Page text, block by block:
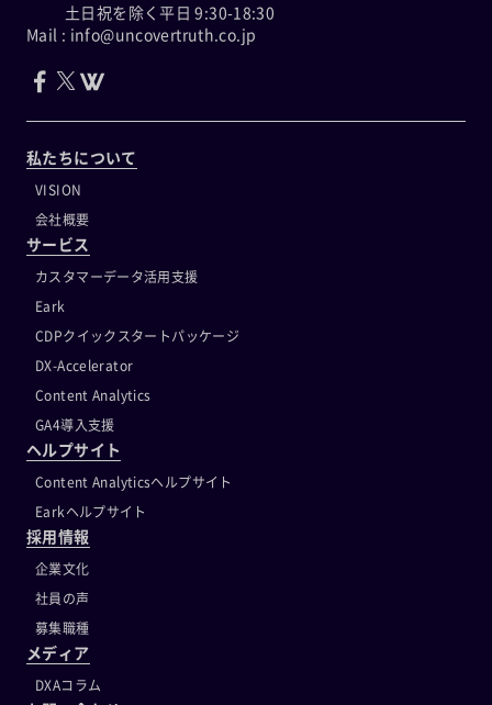
土日祝を除く平日 9:30-18:30
Mail : info@uncovertruth.co.jp
私たちについて
VISION
会社概要
サービス
カスタマーデータ活用支援
Eark
CDPクイックスタートパッケージ
DX-Accelerator
Content Analytics
GA4導入支援
ヘルプサイト
Content Analyticsヘルプサイト
Earkヘルプサイト
採用情報
企業文化
社員の声
募集職種
メディア
DXAコラム